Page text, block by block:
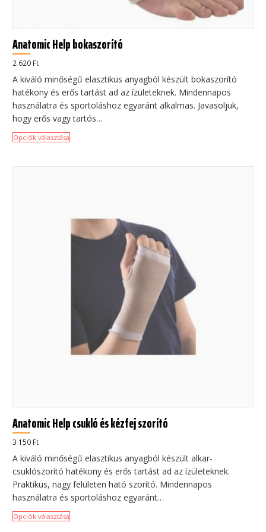
Anatomic Help bokaszorító
2 620 Ft
A kiváló minőségű elasztikus anyagból készült bokaszorító
hatékony és erős tartást ad az ízületeknek. Mindennapos
használatra és sportoláshoz egyaránt alkalmas. Javasoljuk,
hogy erős vagy tartós…
Opciók választása
Anatomic Help csukló és kézfej szorító
3 150 Ft
A kiváló minőségű elasztikus anyagból készült alkar-
csuklószorító hatékony és erős tartást ad az ízületeknek.
Praktikus, nagy felületen ható szorító. Mindennapos
használatra és sportoláshoz egyaránt…
Opciók választása